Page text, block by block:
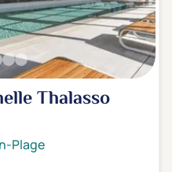
Thalasso
Plage